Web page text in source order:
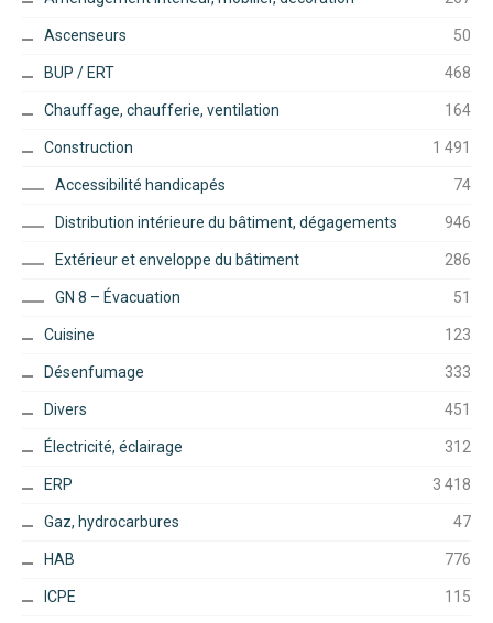
Ascenseurs 50
BUP / ERT 468
Chauffage, chaufferie, ventilation 164
Construction 1 491
Accessibilité handicapés 74
Distribution intérieure du bâtiment, dégagements 946
Extérieur et enveloppe du bâtiment 286
GN 8 – Évacuation 51
Cuisine 123
Désenfumage 333
Divers 451
Électricité, éclairage 312
ERP 3 418
Gaz, hydrocarbures 47
HAB 776
ICPE 115